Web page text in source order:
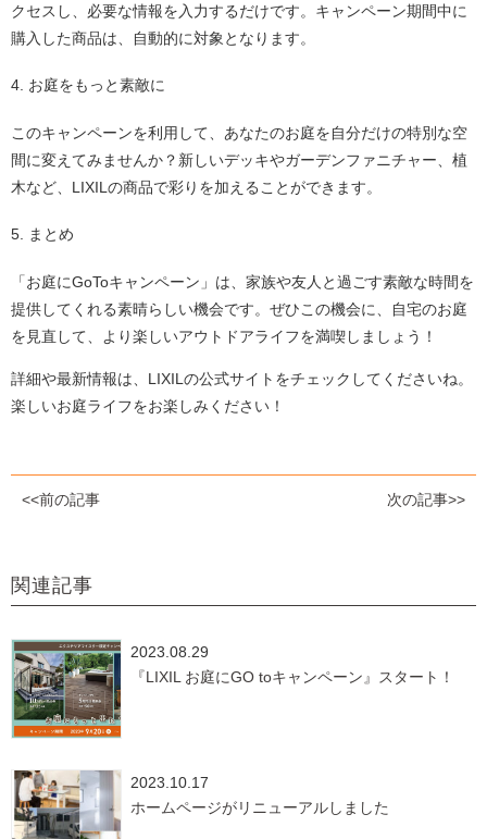
クセスし、必要な情報を入力するだけです。キャンペーン期間中に
購入した商品は、自動的に対象となります。
4. お庭をもっと素敵に
このキャンペーンを利用して、あなたのお庭を自分だけの特別な空
間に変えてみませんか？新しいデッキやガーデンファニチャー、植
木など、LIXILの商品で彩りを加えることができます。
5. まとめ
「お庭にGoToキャンペーン」は、家族や友人と過ごす素敵な時間を
提供してくれる素晴らしい機会です。ぜひこの機会に、自宅のお庭
を見直して、より楽しいアウトドアライフを満喫しましょう！
詳細や最新情報は、LIXILの公式サイトをチェックしてくださいね。
楽しいお庭ライフをお楽しみください！
<<前の記事 次の記事>>
関連記事
2023.08.29
『LIXIL お庭にGO toキャンペーン』スタート！
2023.10.17
ホームページがリニューアルしました